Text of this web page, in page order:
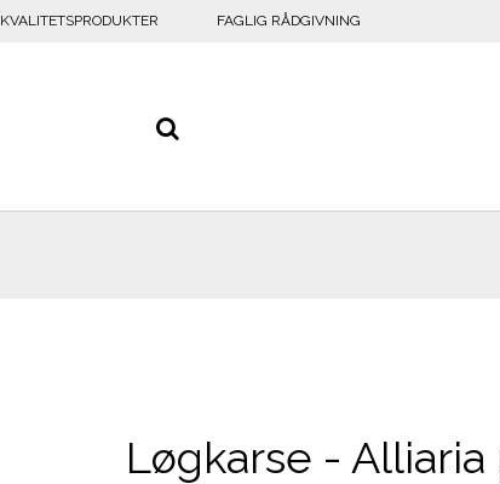
KVALITETSPRODUKTER FAGLIG RÅDGIVNING
Løgkarse -